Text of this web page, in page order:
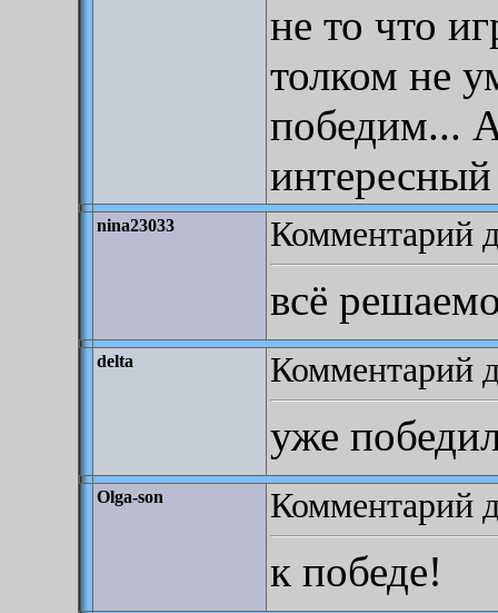
не то что
толком не
победим...
nina23033 Комментарий
всё
delta Комментарий
уже
Olga-son Комментарий
к победе!